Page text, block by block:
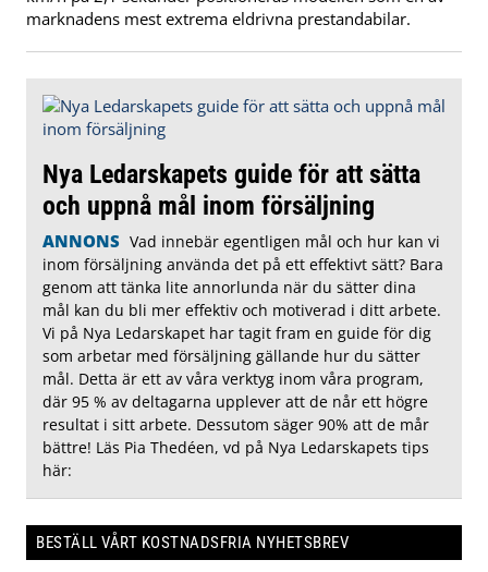
marknadens mest extrema eldrivna prestandabilar.
Nya Ledarskapets guide för att sätta
och uppnå mål inom försäljning
ANNONS Vad innebär egentligen mål och hur kan vi
inom försäljning använda det på ett effektivt sätt? Bara
genom att tänka lite annorlunda när du sätter dina
mål kan du bli mer effektiv och motiverad i ditt arbete.
Vi på Nya Ledarskapet har tagit fram en guide för dig
som arbetar med försäljning gällande hur du sätter
mål. Detta är ett av våra verktyg inom våra program,
där 95 % av deltagarna upplever att de når ett högre
resultat i sitt arbete. Dessutom säger 90% att de mår
bättre! Läs Pia Thedéen, vd på Nya Ledarskapets tips
här:
BESTÄLL VÅRT KOSTNADSFRIA NYHETSBREV